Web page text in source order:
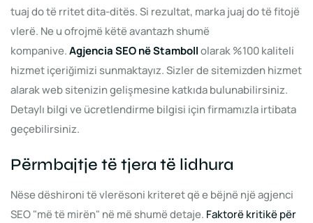
tuaj do të rritet dita-ditës. Si rezultat, marka juaj do të fitojë
vlerë. Ne u ofrojmë këtë avantazh shumë
kompanive.Agjencia SEO në Stambollolarak %100 kaliteli
hizmet içeriğimizi sunmaktayız. Sizler de sitemizden hizmet
alarak web sitenizin gelişmesine katkıda bulunabilirsiniz.
Detaylı bilgi ve ücretlendirme bilgisi için firmamızla irtibata
geçebilirsiniz.
Përmbajtje të tjera të lidhura
Nëse dëshironi të vlerësoni kriteret që e bëjnë një agjenci
SEO "më të mirën" në më shumë detaje. Faktorë kritikë për